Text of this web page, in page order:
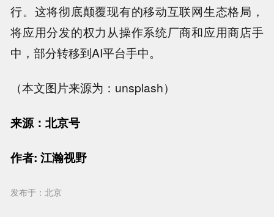
行。这将彻底颠覆现有的移动互联网生态格局，
将应用分发的权力从操作系统厂商和应用商店手
中，部分转移到AI平台手中。
（本文图片来源为：unsplash）
来源：北京号
作者: 江瀚视野
发布于：北京